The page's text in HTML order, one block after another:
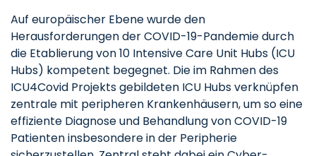
Auf europäischer Ebene wurde den
Herausforderungen der COVID-19-Pandemie durch
die Etablierung von 10 Intensive Care Unit Hubs (ICU
Hubs) kompetent begegnet. Die im Rahmen des
ICU4Covid Projekts gebildeten ICU Hubs verknüpfen
zentrale mit peripheren Krankenhäusern, um so eine
effiziente Diagnose und Behandlung von COVID-19
Patienten insbesondere in der Peripherie